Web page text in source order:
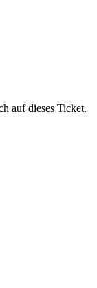
auf dieses Ticket.